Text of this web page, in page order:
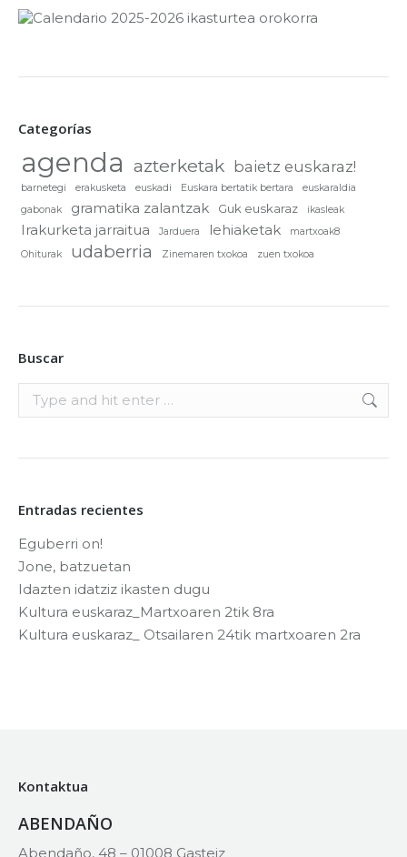
Categorías
agenda azterketak baietz euskaraz!
barnetegi erakusketa euskadi Euskara bertatik bertara
euskaraldia
gabonak
gramatika zalantzak Guk euskaraz ikasleak
Irakurketa jarraitua Jarduera lehiaketak
martxoak8
Ohiturak
udaberria Zinemaren txokoa zuen txokoa
Buscar
Search:
Entradas recientes
Eguberri on!
Jone, batzuetan
Idazten idatziz ikasten dugu
Kultura euskaraz_Martxoaren 2tik 8ra
Kultura euskaraz_ Otsailaren 24tik martxoaren 2ra
Kontaktua
ABENDAÑO
Abendaño, 48 – 01008 Gasteiz